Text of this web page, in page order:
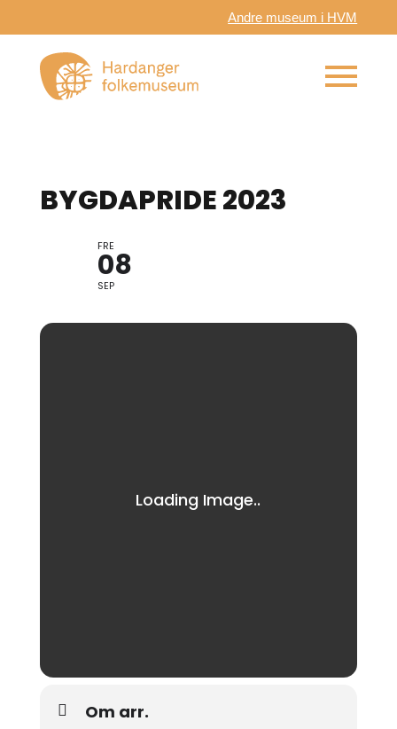
Andre museum i HVM
BYGDAPRIDE 2023
FRE
08
SEP
Om arr.